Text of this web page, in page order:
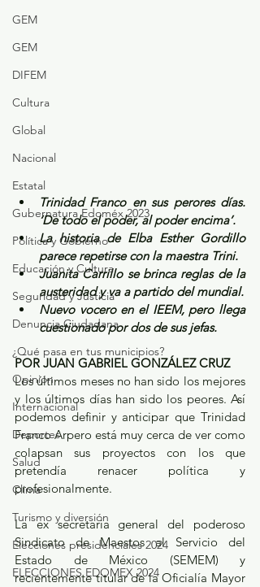
GEM
GEM
DIFEM
Cultura
Global
Nacional
Estatal
Gubernatura Edoméx 2023
Política y Gobierno
Educación y Cultura
Seguridad y Justicia
Denuncia Ciudadana
¿Qué pasa en tus municipios?
Opinión
Internacional
Deportes
Salud
Clima
Turismo y diversión
Elecciones presidenciales 2024
ELECCIONES EDOMEX 2024
Trinidad Franco en sus perores días.
‘De todo el poder, al poder encima’.
La historia de Elba Esther Gordillo
parece repetirse con la maestra Trini.
Juanita Carrillo se brinca reglas de la
austeridad y va a partido del mundial.
Nuevo vocero en el IEEM, pero llega
cuestionado por dos de sus jefas.
POR JUAN GABRIEL GONZÁLEZ CRUZ
Los últimos meses no han sido los mejores
y los últimos días han sido los peores. Así
podemos definir y anticipar que Trinidad
Franco Arpero está muy cerca de ver como
colapsan sus proyectos con los que
pretendía renacer política y
profesionalmente.
La ex secretaria general del poderoso
Sindicato de Maestos al Servicio del
Estado de México (SEMEM) y
recientemente titular de la Oficialía Mayor